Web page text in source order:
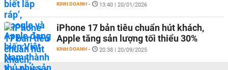
KINH DOANH - 13:40 | 20/01/2026
iPhone 17 bản tiêu chuẩn hút khách,
Apple tăng sản lượng tối thiểu 30%
KINH DOANH - 20:38 | 20/09/2025